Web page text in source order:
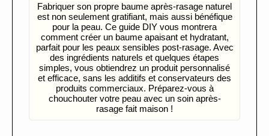
Fabriquer son propre baume après-rasage naturel
est non seulement gratifiant, mais aussi bénéfique
pour la peau. Ce guide DIY vous montrera
comment créer un baume apaisant et hydratant,
parfait pour les peaux sensibles post-rasage. Avec
des ingrédients naturels et quelques étapes
simples, vous obtiendrez un produit personnalisé
et efficace, sans les additifs et conservateurs des
produits commerciaux. Préparez-vous à
chouchouter votre peau avec un soin après-
rasage fait maison !